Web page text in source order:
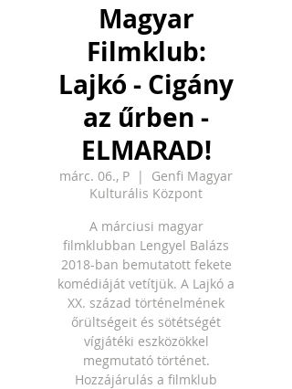
Magyar
Filmklub:
Lajkó - Cigány
az űrben -
ELMARAD!
márc. 06., P
  |
Genfi Magyar
Kulturális Központ
A márciusi magyar
filmklubban Lengyel Balázs
2018-ban bemutatott fekete
komédiáját vetítjük. A Lajkó a
XX. század történelmének
őrültségeit és sötétségét
vígjátéki eszközökkel
megmutató történet.
Hozzájárulás a filmklub